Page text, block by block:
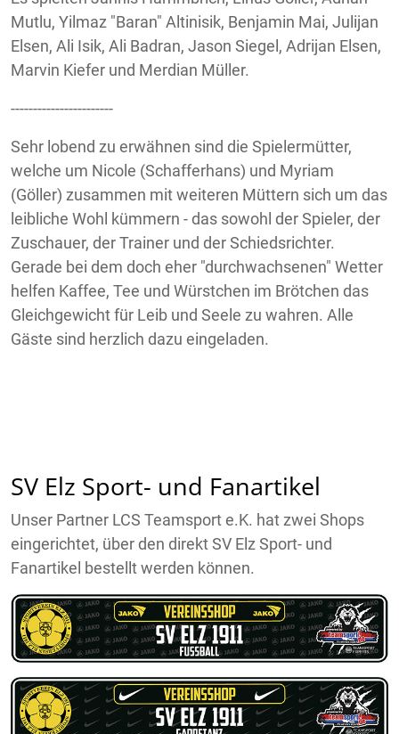
Mutlu, Yilmaz "Baran" Altinisik, Benjamin Mai, Julijan
Elsen, Ali Isik, Ali Badran, Jason Siegel, Adrijan Elsen,
Marvin Kiefer und Merdian Müller.
-----------------------
Sehr lobend zu erwähnen sind die Spielermütter,
welche um Nicole (Schafferhans) und Myriam
(Göller) zusammen mit weiteren Müttern sich um das
leibliche Wohl kümmern - das sowohl der Spieler, der
Zuschauer, der Trainer und der Schiedsrichter.
Gerade bei dem doch eher "durchwachsenen" Wetter
helfen Kaffee, Tee und Würstchen im Brötchen das
Gleichgewicht für Leib und Seele zu wahren. Alle
Gäste sind herzlich dazu eingeladen.
SV Elz Sport- und Fanartikel
Unser Partner LCS Teamsport e.K. hat zwei Shops
eingerichtet, über den direkt SV Elz Sport- und
Fanartikel bestellt werden können.